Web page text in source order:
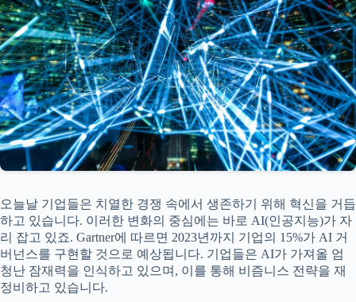
오늘날 기업들은 치열한 경쟁 속에서 생존하기 위해 혁신을 거듭
하고 있습니다. 이러한 변화의 중심에는 바로 AI(인공지능)가 자
리 잡고 있죠. Gartner에 따르면 2023년까지 기업의 15%가 AI 거
버넌스를 구현할 것으로 예상됩니다. 기업들은 AI가 가져올 엄
청난 잠재력을 인식하고 있으며, 이를 통해 비즘니스 전략을 재
정비하고 있습니다.